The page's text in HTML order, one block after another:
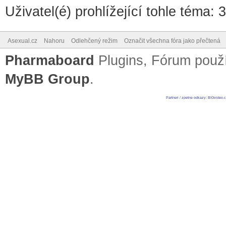
Uživatel(é) prohlížející tohle téma:
Asexual.cz Nahoru Odlehčený režim Označit všechna fóra jako přečtená
Pharmaboard Plugins, Fórum
MyBB Group.
Partneri / zpetne odkazy: